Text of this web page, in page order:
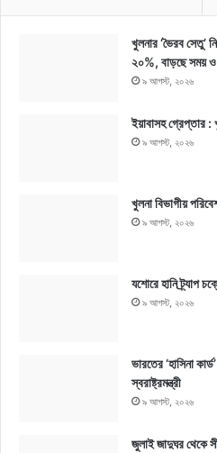
খুলনার ‘ভৈরব সেতু’
২০%, বাড়ছে সময়
৯ আগস্ট, ২০২৬
ইয়াবাসহ গ্রেপ্তার :
৯ আগস্ট, ২০২৬
খুলনা বিভাগীয়
৯ আগস্ট, ২০২৬
যশোরে হানি ট্র্যাপ
৯ আগস্ট, ২০২৬
ভারতের ‘হাসিনা
স্বরাষ্ট্রমন্ত্রী
৯ আগস্ট, ২০২৬
জুলাই জাদুঘর থেকে